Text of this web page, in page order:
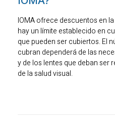
IOMA ofrece descuentos en
hay un límite establecido en
que pueden ser cubiertos. El
cubran dependerá de las
y de los lentes que deban ser
de la salud visual.